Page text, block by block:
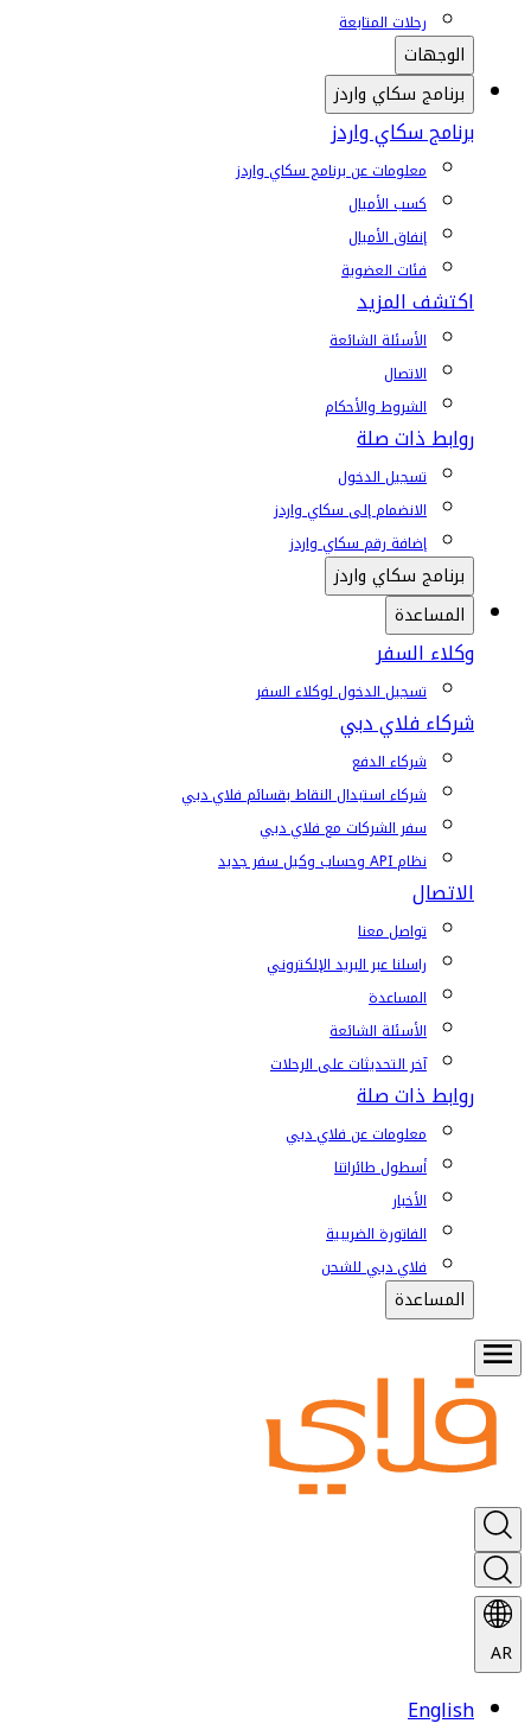
رحلات المتابعة
الوجهات
برنامج سكاي واردز
برنامج سكاي واردز
معلومات عن برنامج سكاي واردز
كسب الأميال
إنفاق الأميال
فئات العضوية
اكتشف المزيد
الأسئلة الشائعة
الاتصال
الشروط والأحكام
روابط ذات صلة
تسجيل الدخول
الانضمام إلى سكاي واردز
إضافة رقم سكاي واردز
برنامج سكاي واردز
المساعدة
وكلاء السفر
تسجيل الدخول لوكلاء السفر
شركاء فلاي دبي
شركاء الدفع
شركاء استبدال النقاط بقسائم فلاي دبي
سفر الشركات مع فلاي دبي
نظام API وحساب وكيل سفر جديد
الاتصال
تواصل معنا
راسلنا عبر البريد الإلكتروني
المساعدة
الأسئلة الشائعة
آخر التحديثات على الرحلات
روابط ذات صلة
معلومات عن فلاي دبي
أسطول طائراتنا
الأخبار
الفاتورة الضريبية
فلاي دبي للشحن
المساعدة
AR
English